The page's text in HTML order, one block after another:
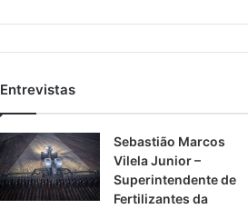
Entrevistas
Sebastião Marcos
Vilela Junior –
Superintendente de
Fertilizantes da